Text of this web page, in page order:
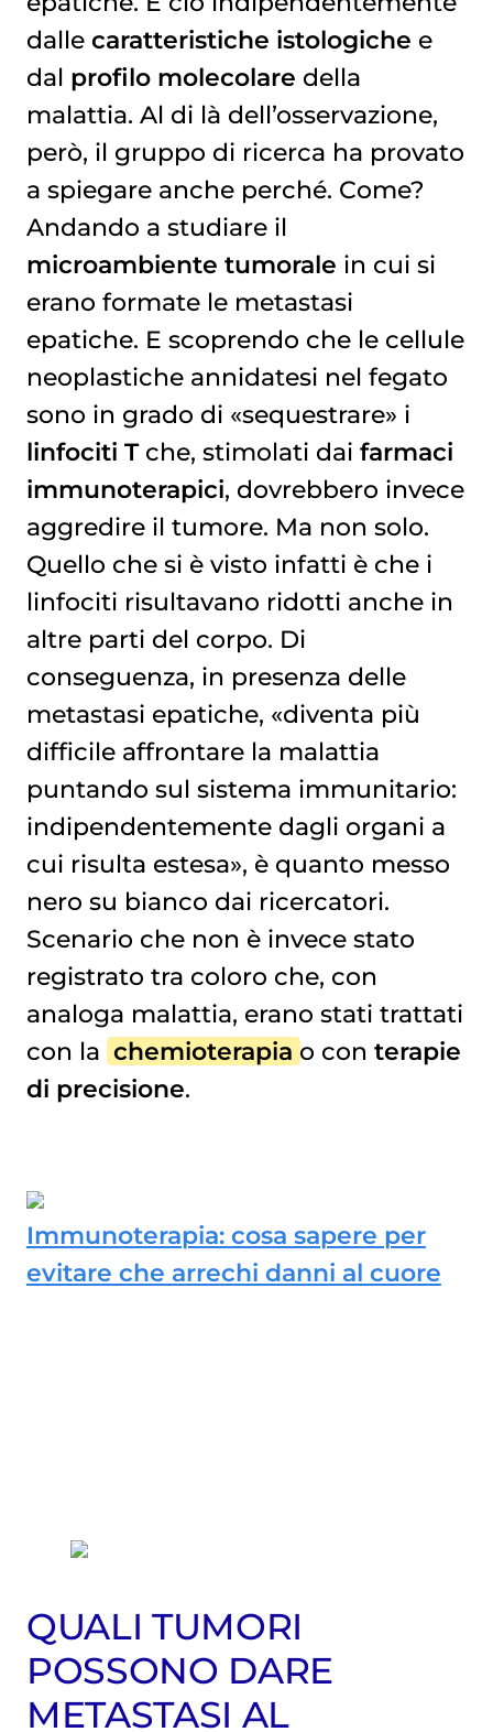
dalle caratteristiche istologiche e
dal profilo molecolare della
malattia. Al di là dell’osservazione,
però, il gruppo di ricerca ha provato
a spiegare anche perché. Come?
Andando a studiare il
microambiente tumorale in cui si
erano formate le metastasi
epatiche. E scoprendo che le cellule
neoplastiche annidatesi nel fegato
sono in grado di «sequestrare» i
linfociti Tche, stimolati dai farmaci
immunoterapici, dovrebbero invece
aggredire il tumore. Ma non solo.
Quello che si è visto infatti è che i
linfociti risultavano ridotti anche in
altre parti del corpo. Di
conseguenza, in presenza delle
metastasi epatiche, «diventa più
difficile affrontare la malattia
puntando sul sistema immunitario:
indipendentemente dagli organi a
cui risulta estesa», è quanto messo
nero su bianco dai ricercatori.
Scenario che non è invece stato
registrato tra coloro che, con
analoga malattia, erano stati trattati
con la chemioterapia o conterapie
di precisione.
Immunoterapia: cosa sapere per
evitare che arrechi danni al cuore
QUALI TUMORI
POSSONO DARE
METASTASI AL